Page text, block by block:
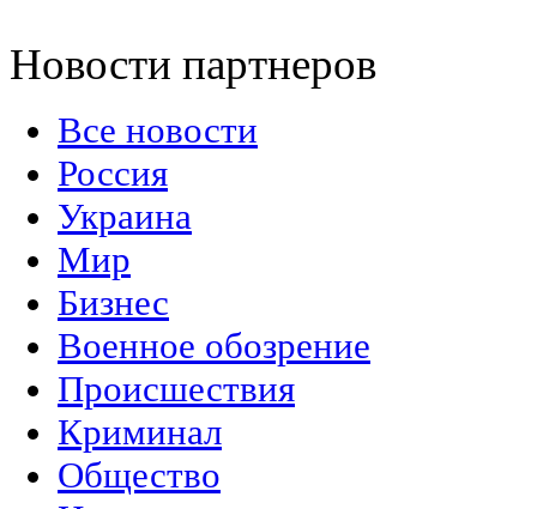
Новости партнеров
Все новости
Россия
Украина
Мир
Бизнес
Военное обозрение
Происшествия
Криминал
Общество